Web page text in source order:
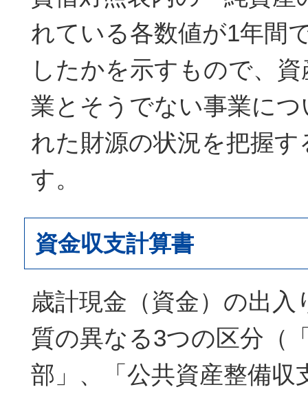
れている各数値が1年間
したかを示すもので、
業とそうでない事業に
れた財源の状況を把握
す。
資金収支計算書
歳計現金（資金）の出入
質の異なる3つの区分（
部」、「公共資産整備収